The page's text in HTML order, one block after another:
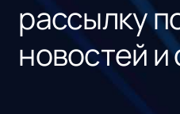
рассылку
новостей и